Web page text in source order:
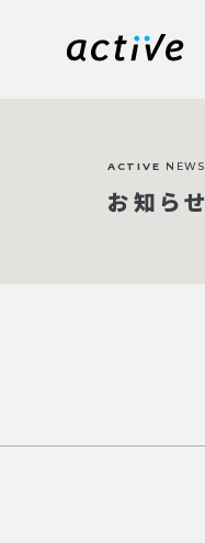
ACTIVE NEWS
お知らせ